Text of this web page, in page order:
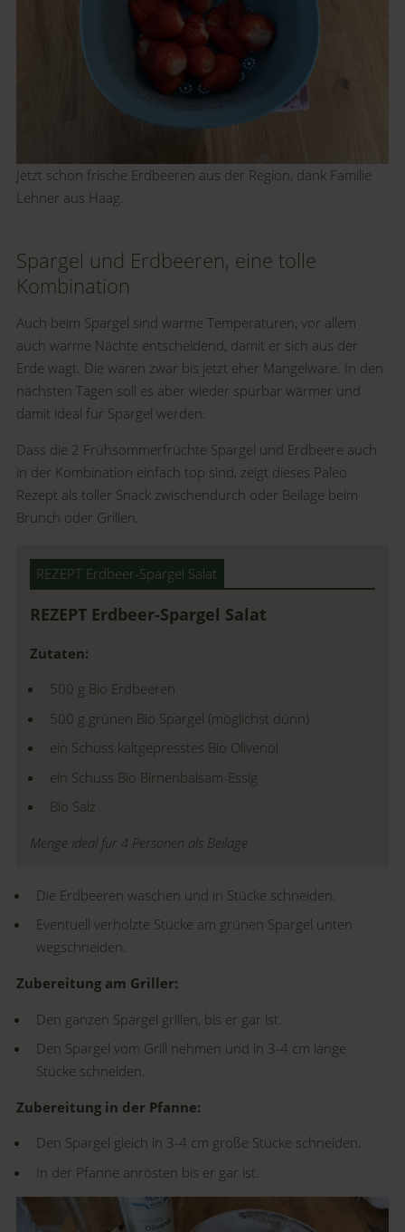
Jetzt schon frische Erdbeeren aus der Region, dank Familie
Lehner aus Haag.
Spargel und Erdbeeren, eine tolle
Kombination
Auch beim Spargel sind warme Temperaturen, vor allem
auch warme Nächte entscheidend, damit er sich aus der
Erde wagt. Die waren zwar bis jetzt eher Mangelware. In den
nächsten Tagen soll es aber wieder spürbar wärmer und
damit ideal für Spargel werden.
Dass die 2 Frühsommerfrüchte Spargel und Erdbeere auch
in der Kombination einfach top sind, zeigt dieses Paleo
Rezept als toller Snack zwischendurch oder Beilage beim
Brunch oder Grillen.
REZEPT Erdbeer-Spargel Salat
REZEPT Erdbeer-Spargel Salat
Zutaten:
500 g Bio Erdbeeren
500 g grünen Bio Spargel (möglichst dünn)
ein Schuss kaltgepresstes Bio Olivenöl
ein Schuss Bio Birnenbalsam-Essig
Bio Salz
Menge ideal für 4 Personen als Beilage
Die Erdbeeren waschen und in Stücke schneiden.
Eventuell verholzte Stücke am grünen Spargel unten
wegschneiden.
Zubereitung am Griller:
Den ganzen Spargel grillen, bis er gar ist.
Den Spargel vom Grill nehmen und in 3-4 cm lange
Stücke schneiden.
Zubereitung in der Pfanne:
Den Spargel gleich in 3-4 cm große Stücke schneiden.
In der Pfanne anrösten bis er gar ist.